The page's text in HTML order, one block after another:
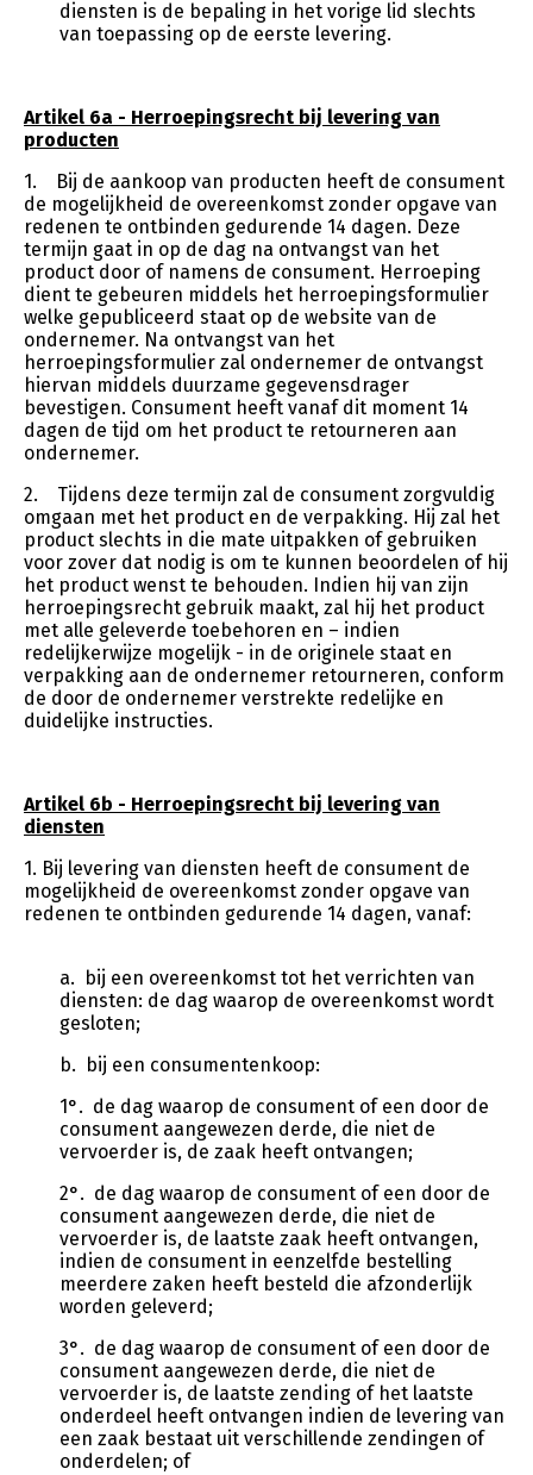
diensten is de bepaling in het vorige lid slechts
van toepassing op de eerste levering.
Artikel 6a - Herroepingsrecht bij levering van
producten
1. Bij de aankoop van producten heeft de consument
de mogelijkheid de overeenkomst zonder opgave van
redenen te ontbinden gedurende 14 dagen. Deze
termijn gaat in op de dag na ontvangst van het
product door of namens de consument. Herroeping
dient te gebeuren middels het herroepingsformulier
welke gepubliceerd staat op de website van de
ondernemer. Na ontvangst van het
herroepingsformulier zal ondernemer de ontvangst
hiervan middels duurzame gegevensdrager
bevestigen. Consument heeft vanaf dit moment 14
dagen de tijd om het product te retourneren aan
ondernemer.
2. Tijdens deze termijn zal de consument zorgvuldig
omgaan met het product en de verpakking. Hij zal het
product slechts in die mate uitpakken of gebruiken
voor zover dat nodig is om te kunnen beoordelen of hij
het product wenst te behouden. Indien hij van zijn
herroepingsrecht gebruik maakt, zal hij het product
met alle geleverde toebehoren en – indien
redelijkerwijze mogelijk - in de originele staat en
verpakking aan de ondernemer retourneren, conform
de door de ondernemer verstrekte redelijke en
duidelijke instructies.
Artikel 6b - Herroepingsrecht bij levering van
diensten
1. Bij levering van diensten heeft de consument de
mogelijkheid de overeenkomst zonder opgave van
redenen te ontbinden gedurende 14 dagen, vanaf:
a. bij een overeenkomst tot het verrichten van
diensten: de dag waarop de overeenkomst wordt
gesloten;
b. bij een consumentenkoop:
1°. de dag waarop de consument of een door de
consument aangewezen derde, die niet de
vervoerder is, de zaak heeft ontvangen;
2°. de dag waarop de consument of een door de
consument aangewezen derde, die niet de
vervoerder is, de laatste zaak heeft ontvangen,
indien de consument in eenzelfde bestelling
meerdere zaken heeft besteld die afzonderlijk
worden geleverd;
3°. de dag waarop de consument of een door de
consument aangewezen derde, die niet de
vervoerder is, de laatste zending of het laatste
onderdeel heeft ontvangen indien de levering van
een zaak bestaat uit verschillende zendingen of
onderdelen; of